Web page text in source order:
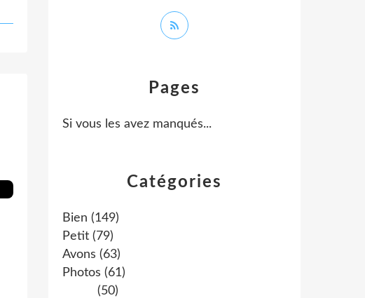
Catégories
Bien (149)
Petit (79)
Avons (63)
Photos (61)
(50)
Pages
Si vous les avez manqués...